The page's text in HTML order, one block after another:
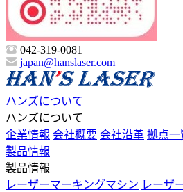
042-319-0081
japan@hanslaser.com
ハンズについて
ハンズについて
企業情報 会社概要 会社沿革 拠点一
製品情報
製品情報
レーザーマーキングマシン レーザ